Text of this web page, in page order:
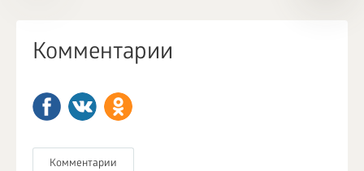
Комментарии
Комментарии